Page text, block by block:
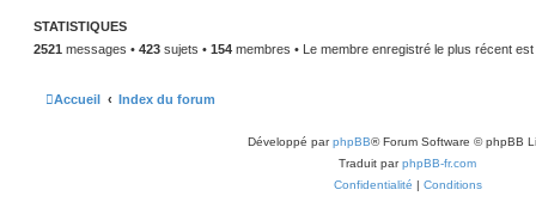
STATISTIQUES
2521 messages • 423 sujets • 154 membres • Le membre enregistré le plus récent est
Accueil Index du forum
Développé parphpBB® Forum Software © phpBB
Traduit parphpBB-fr.com
Confidentialité | Conditions